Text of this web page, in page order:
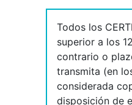
Todos los
superior a los
contrario o
transmita (en
considerada
disposición de